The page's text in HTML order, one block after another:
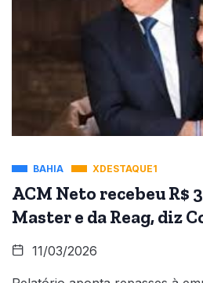
BAHIA XDESTAQUE1
ACM Neto recebeu R$
Master e da Reag, diz
11/03/2026